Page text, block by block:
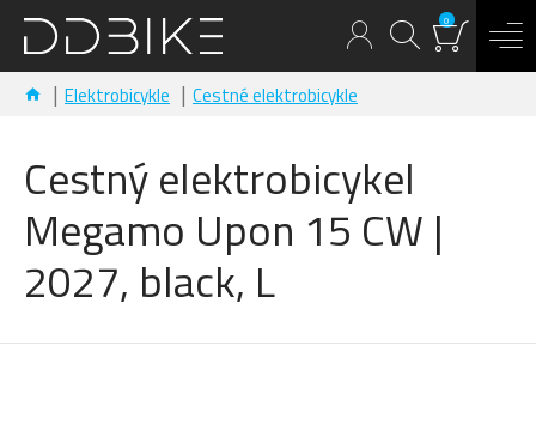
0
Elektrobicykle Cestné elektrobicykle
Cestný elektrobicykel
Megamo Upon 15 CW |
2027, black, L